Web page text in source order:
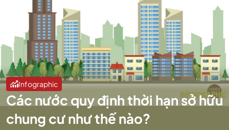
Infographic
Các nước quy định thời hạn sở hữu
chung cư như thế nào?